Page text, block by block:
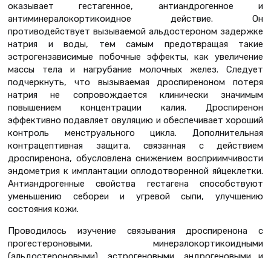
оказывает гестагенное, антиандрогенное и
антиминералокортикоидное действие. Он
противодействует вызываемой альдостероном задержке
натрия и воды, тем самым предотвращая такие
эстрогензависимые побочные эффекты, как увеличение
массы тела и нагрубание молочных желез. Следует
подчеркнуть, что вызываемая дроспиреноном потеря
натрия не сопровождается клинически значимым
повышением концентрации калия. Дроспиренон
эффективно подавляет овуляцию и обеспечивает хороший
контроль менструального цикла. Дополнительная
контрацептивная защита, связанная с действием
дроспиренона, обусловлена снижением восприимчивости
эндометрия к имплантации оплодотворенной яйцеклетки.
Антиандрогенные свойства гестагена способствуют
уменьшению себореи и угревой сыпи, улучшению
состояния кожи.
Проводилось изучение связывания дроспиренона с
прогестероновыми, минералокортикоидными